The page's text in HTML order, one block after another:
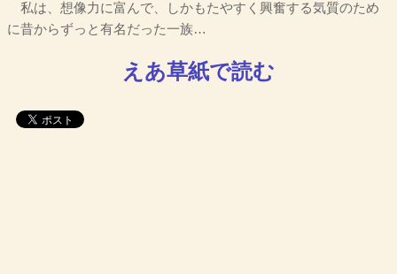
私は、想像力に富んで、しかもたやすく興奮する気質のため
に昔からずっと有名だった一族…
えあ草紙で読む